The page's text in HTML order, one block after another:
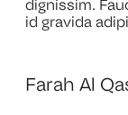
dignissim.
id gravida
Farah Al